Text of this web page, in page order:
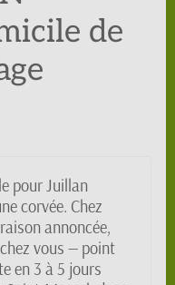
de
pour Juillan
corvée. Chez
annoncée,
vous — point
en 3 à 5 jours